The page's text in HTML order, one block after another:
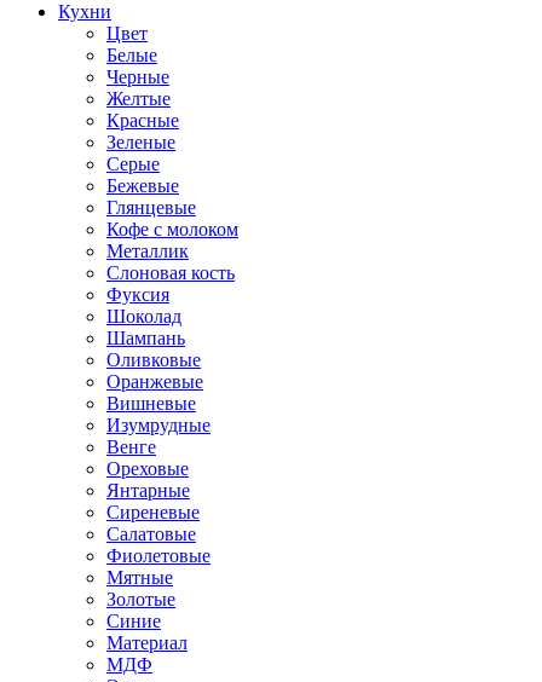
Кухни
Цвет
Белые
Черные
Желтые
Красные
Зеленые
Серые
Бежевые
Глянцевые
Кофе с молоком
Металлик
Слоновая кость
Фуксия
Шоколад
Шампань
Оливковые
Оранжевые
Вишневые
Изумрудные
Венге
Ореховые
Янтарные
Сиреневые
Салатовые
Фиолетовые
Мятные
Золотые
Синие
Материал
МДФ